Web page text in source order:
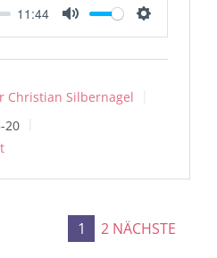
11:44
Mute Settings
Christian Silbernagel
20
1 2 NÄCHSTE